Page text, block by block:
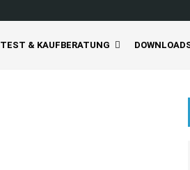
TEST & KAUFBERATUNG